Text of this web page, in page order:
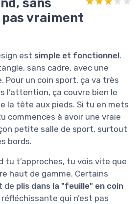
sans
vraiment
est simple et fonctionnel.
sans cadre, avec une
Pour un coin sport, ça va très
l’attention, ça couvre bien le
la tête aux pieds. Si tu en mets
commences à avoir une vraie
petite salle de sport, surtout
bords.
tu t’approches, tu vois vite que
haut de gamme. Certains
de plis dans la "feuille" en coin
qui n’est pas